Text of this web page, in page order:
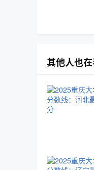
其他人也